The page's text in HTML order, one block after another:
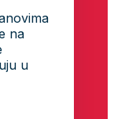
na
u